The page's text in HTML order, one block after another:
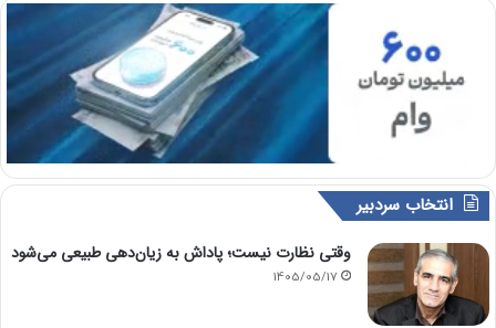
انتخاب سردبیر
وقتی نظارت نیست؛ پاداش به زیان‌دهی طبیعی می‌شود
1405/05/17